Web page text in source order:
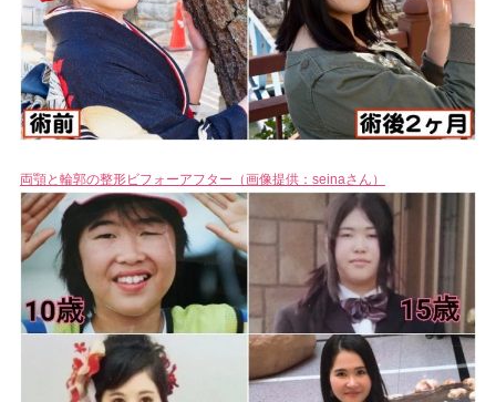
両顎と輪郭の整形ビフォーアフター（画像提供：seinaさん）